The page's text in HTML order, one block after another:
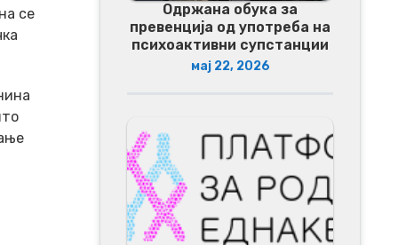
се
Одржана обука за
превенција од употреба на
психоактивни супстанции
мај 22, 2026